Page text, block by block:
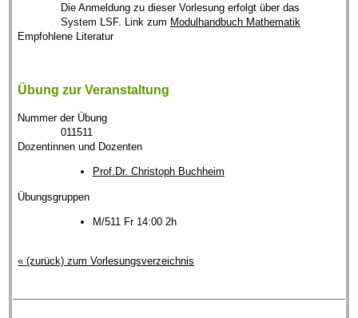
Die Anmeldung zu dieser Vorlesung erfolgt über das
System LSF. Link zum Modulhandbuch Mathematik
Empfohlene Literatur
Übung zur Veranstaltung
Nummer der Übung
011511
Dozentinnen und Dozenten
Prof.Dr. Christoph Buchheim
Übungsgruppen
M/511 Fr 14:00 2h
« (zurück) zum Vorlesungsverzeichnis